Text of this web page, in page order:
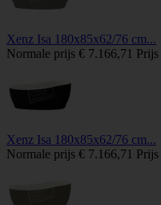
Xenz Isa 180x85x62/76 cm...
Normale prijs € 7.166,71 Prijs
Xenz Isa 180x85x62/76 cm...
Normale prijs € 7.166,71 Prijs